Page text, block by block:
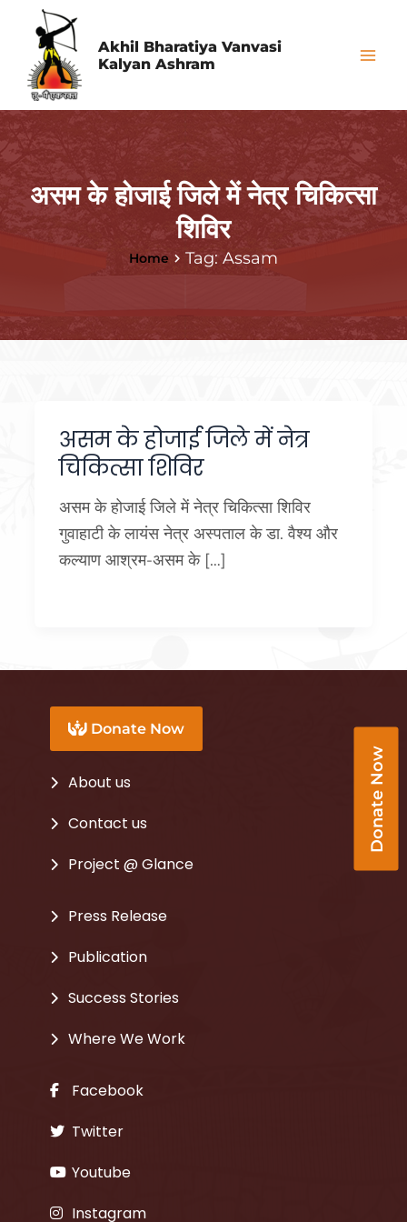
content
Akhil Bharatiya Vanvasi
Kalyan Ashram
असम के होजाई जिले में नेत्र चिकित्सा
शिविर
Home Tag: Assam
असम के होजाई जिले में नेत्र
चिकित्सा शिविर
असम के होजाई जिले में नेत्र चिकित्सा शिविर
गुवाहाटी के लायंस नेत्र अस्पताल के डा. वैश्य और
कल्याण आश्रम-असम के […]
Donate Now
About us
Contact us
Project @ Glance
Press Release
Publication
Success Stories
Where We Work
Facebook
Twitter
Youtube
Instagram
Donate Now